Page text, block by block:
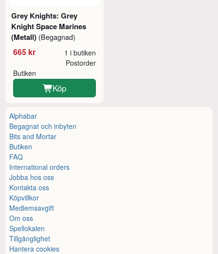
Grey Knights: Grey
Knight Space Marines
(Metall) (Begagnad)
665 kr 1 i butiken
Butiken
Postorder
Köp
Alphabar
Begagnat och inbyten
Bits and Mortar
Butiken
FAQ
International orders
Jobba hos oss
Kontakta oss
Köpvillkor
Medlemsavgift
Om oss
Spellokalen
Tillgänglighet
Hantera cookies